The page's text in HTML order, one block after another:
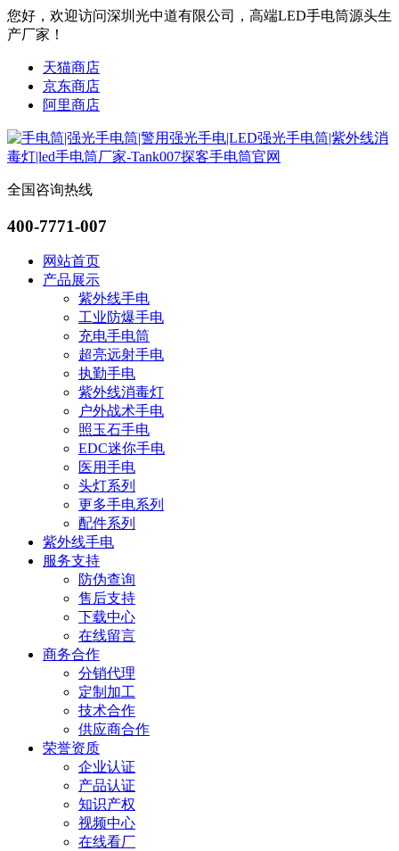
您好，欢迎访问深圳光中道有限公司，高端LED手电筒源头生
产厂家！
天猫商店
京东商店
阿里商店
全国咨询热线
400-7771-007
网站首页
产品展示
紫外线手电
工业防爆手电
充电手电筒
超亮远射手电
执勤手电
紫外线消毒灯
户外战术手电
照玉石手电
EDC迷你手电
医用手电
头灯系列
更多手电系列
配件系列
紫外线手电
服务支持
防伪查询
售后支持
下载中心
在线留言
商务合作
分销代理
定制加工
技术合作
供应商合作
荣誉资质
企业认证
产品认证
知识产权
视频中心
在线看厂